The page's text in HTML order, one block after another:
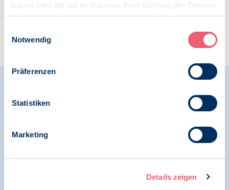
haben oder die sie im Rahmen Ihrer Nutzung der Dienste
gesammelt haben.
Notwendig
Präferenzen
Statistiken
Marketing
Details zeigen
< … 2 3 4 5 6 …
>
Untergliederungen